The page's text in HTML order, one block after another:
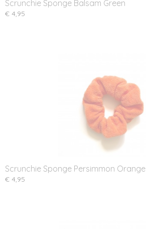
Scrunchie Sponge Balsam Green
€ 4,95
Scrunchie Sponge Persimmon Orange
€ 4,95